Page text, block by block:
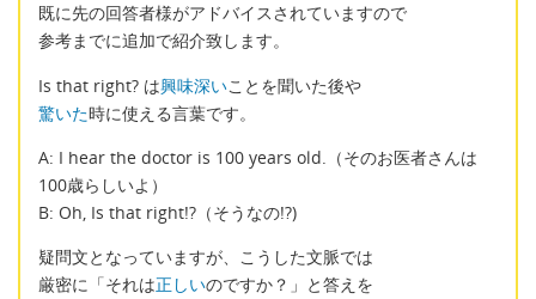
既に先の回答者様がアドバイスされていますので
参考までに追加で紹介致します。
Is that right? は興味深いことを聞いた後や
驚いた時に使える言葉です。
A: I hear the doctor is 100 years old.（そのお医者さんは
100歳らしいよ）
B: Oh, Is that right!?（そうなの!?)
疑問文となっていますが、こうした文脈では
厳密に「それは正しいのですか？」と答えを